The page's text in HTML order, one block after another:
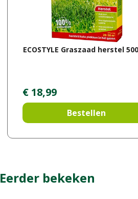
ECOSTYLE Graszaad herstel
€ 18,99
Bestellen
Eerder bekeken